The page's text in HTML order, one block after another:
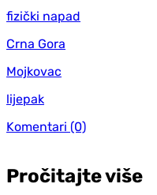
fizički napad
Crna Gora
Mojkovac
lijepak
Komentari (0)
Pročitajte više